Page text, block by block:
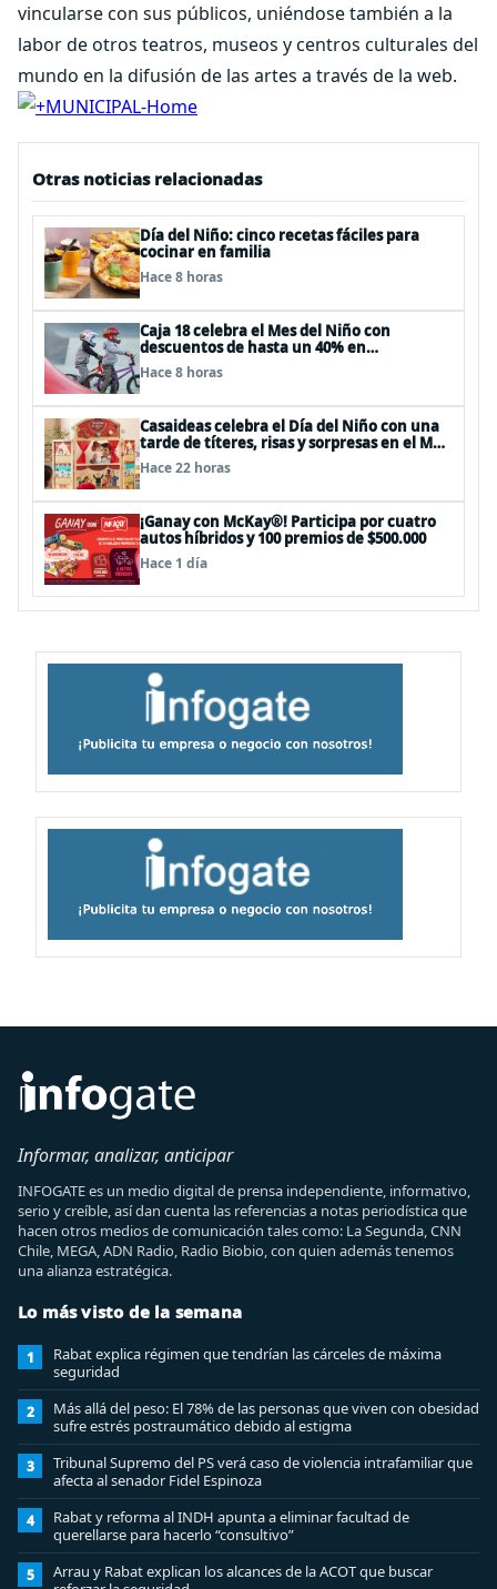
vincularse con sus públicos, uniéndose también a la
labor de otros teatros, museos y centros culturales del
mundo en la difusión de las artes a través de la web.
Otras noticias relacionadas
Día del Niño: cinco recetas fáciles para
cocinar en familia
Hace 8 horas
Caja 18 celebra el Mes del Niño con
descuentos de hasta un 40% en
panoramas, cine, shows y streaming
Hace 8 horas
Casaideas celebra el Día del Niño con una
tarde de títeres, risas y sorpresas en el Mall
Plaza Vespucio
Hace 22 horas
¡Ganay con McKay®! Participa por cuatro
autos híbridos y 100 premios de $500.000
Hace 1 día
Informar, analizar, anticipar
INFOGATE es un medio digital de prensa independiente, informativo,
serio y creíble, así dan cuenta las referencias a notas periodística que
hacen otros medios de comunicación tales como: La Segunda, CNN
Chile, MEGA, ADN Radio, Radio Biobio, con quien además tenemos
una alianza estratégica.
Lo más visto de la semana
1
Rabat explica régimen que tendrían las cárceles de máxima
seguridad
2
Más allá del peso: El 78% de las personas que viven con obesidad
sufre estrés postraumático debido al estigma
3
Tribunal Supremo del PS verá caso de violencia intrafamiliar que
afecta al senador Fidel Espinoza
4
Rabat y reforma al INDH apunta a eliminar facultad de
querellarse para hacerlo “consultivo”
5
Arrau y Rabat explican los alcances de la ACOT que buscar